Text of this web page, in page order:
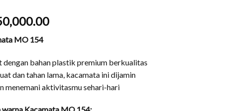
MO 154
dengan bahan plastik premium berkualitas
dan tahan lama, kacamata ini dijamin
menemani aktivitasmu sehari-hari